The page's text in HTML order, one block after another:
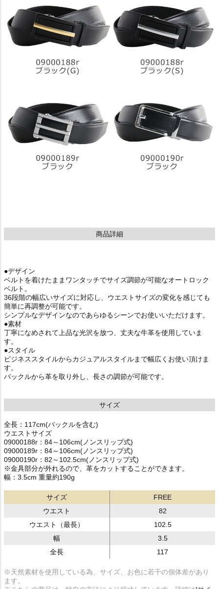
商品詳細
●デザイン
ベルトを着けたままワンタッチでサイズ調節が可能なオートロック
ベルト。
36段階の幅広いサイズに対応し、ウエストサイズの変化を感じても
簡単に再調整が可能です。
シンプルなデザインなのであらゆるシーンでお使いいただけます。
●素材
丁寧になめされて上品な光沢を放つ、丈夫な牛革を使用していま
す。
●スタイル
ビジネススタイルからカジュアルスタイルまで幅広くお使い頂けま
す。
バックルから革を取り外し、長さの調節が可能です。
サイズ
全長：117cm(バックルを含む)
ウエストサイズ
09000188r：84～106cm(ノンスリップ式)
09000189r：84～106cm(ノンスリップ式)
09000190r：82～102.5cm(ノンスリップ式)
※金具部分が外れるので、革をカットすることができます。
幅：3.5cm 重量約190g
サイズ
FREE
ウエスト
82
ウエスト（最長）
102.5
幅
3.5
全長
117
※天然素材を使用している為、サイズ、お色に若干の個体差があり
ます。